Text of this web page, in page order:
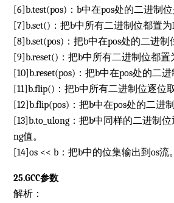
[6]b.test(pos)：b中在pos处的二进制位
[7]b.set()：把b中所有二进制位都置为1
[8]b.set(pos)：把b中在pos处的二进制
[9]b.reset()：把b中所有二进制位都置
[10]b.reset(pos)：把b中在pos处的二进
[11]b.flip()：把b中所有二进制位逐位取
[12]b.flip(pos)：把b中在pos处的二进
[13]b.to_ulong：把b中同样的二进制
ng值。
[14]os << b：把b中的位集输出到os流。
25.GCC参数
解析：